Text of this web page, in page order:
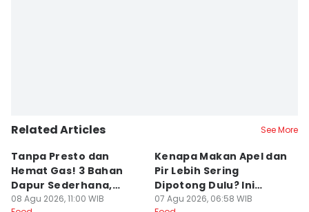
Related Articles See More
Tanpa Presto dan
Hemat Gas! 3 Bahan
Dapur Sederhana,
Daging Sapi Empuk
08 Agu 2026, 11:00 WIB
Kenapa Makan Apel dan
Pir Lebih Sering
Dipotong Dulu? Ini
Alasannya
07 Agu 2026, 06:58 WIB